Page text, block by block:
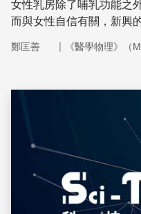
女性乳房除了哺乳功能之
而與女性自信有關，新興
鄭匡善 ｜ 《醫學物理》（